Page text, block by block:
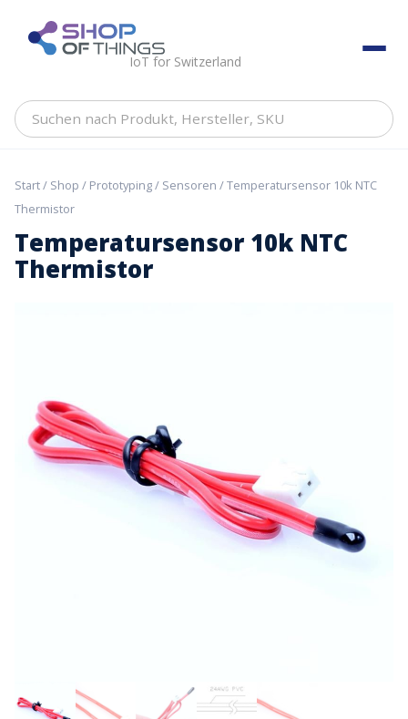
content ShopOfThings
IoT for Switzerland
Suchen
Hersteller,
Start/ Shop / Prototyping/ Sensoren / Temperatursensor 10k NTC
Thermistor
Temperatursensor 10k NTC
Thermistor